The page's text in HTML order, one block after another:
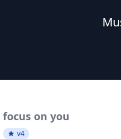
focus on you
v4